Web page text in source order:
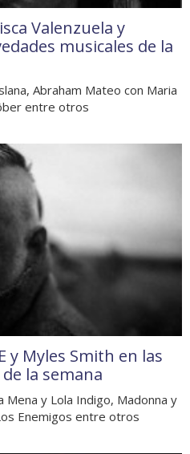
Valenzuela y
musicales de la
Abraham Mateo con Maria
entre otros
y Myles Smith en las
la semana
Mena y Lola Indigo, Madonna y
Enemigos entre otros